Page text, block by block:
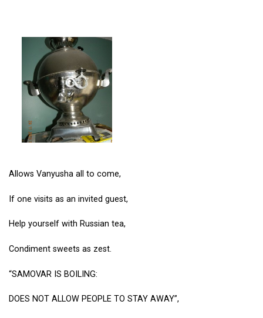
Allows Vanyusha all to come,
If one visits as an invited guest,
Help yourself with Russian tea,
Condiment sweets as zest.
“SAMOVAR IS BOILING:
DOES NOT ALLOW PEOPLE TO STAY AWAY”,